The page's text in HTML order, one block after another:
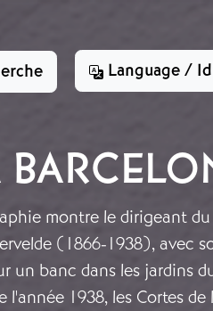
Language /
montre le dirigeant
(1866-1938), avec
un banc dans les jardins
l'année 1938, les Cortes